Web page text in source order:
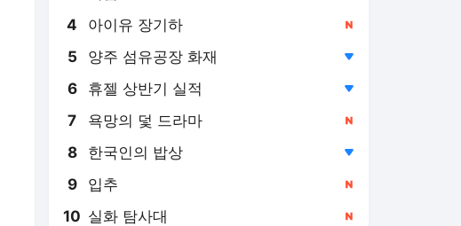
4 아이유 장기하
5 양주 섬유공장 화재
6 휴젤 상반기 실적
7 욕망의 덫 드라마
8 한국인의 밥상
9 입추
10 실화 탐사대